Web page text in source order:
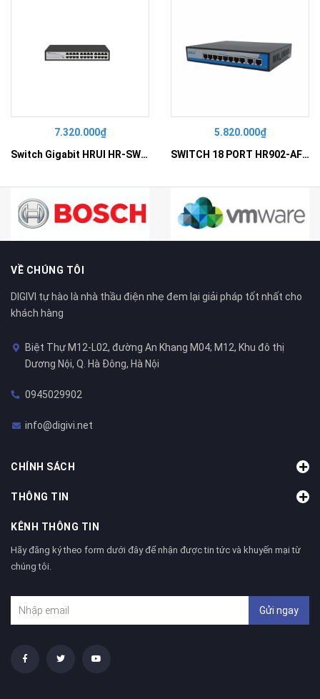
7.320.000₫
Switch Gigabit HRUI HR-SWG10240D
5.820.000₫
SWITCH 18 PORT HR902-AF162G-300 – Switch PoE 16 Cổng
VỀ CHÚNG TÔI
DIGIVI tự hào là nhà thầu điện nhẹ đem lại giải pháp tốt nhất cho
khách hàng
Biệt Thự M12-L02, đường An Khang M04; M12, Khu đô thị
Dương Nội, Q. Hà Đông, Hà Nội
0945029902
info@digivi.net
CHÍNH SÁCH
THÔNG TIN
KÊNH THÔNG TIN
Hãy đăng ký theo form dưới đây để nhận được tin tức và khuyến mại từ
chúng tôi.
Gửi ngay